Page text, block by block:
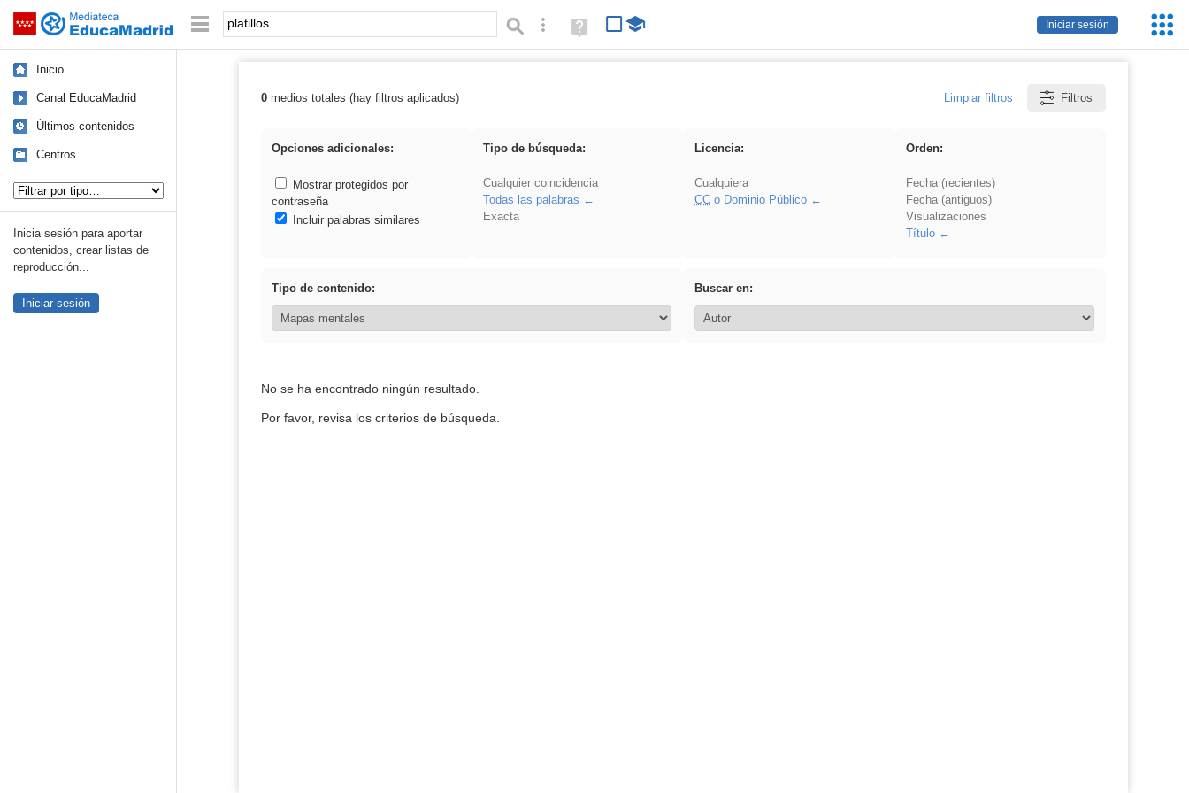
Saltar navegación
Iniciar sesión
Palabra o frase: Búsqueda avanzada
Ayuda
(en
Inicio
Canal EducaMadrid
Últimos contenidos
Centros
Inicia sesión para aportar
contenidos, crear listas de
reproducción...
Iniciar sesión
Resultados de: platillos
0medios totales (hay filtros aplicados) Limpiar filtros Filtros
Opciones adicionales:
Mostrar protegidos por
contraseña
Incluir palabras similares
Tipo de búsqueda:
Cualquier coincidencia
Todas las palabras
Exacta
Licencia:
Cualquiera
CCo Dominio Público
Orden:
Fecha (recientes)
Fecha (antiguos)
Visualizaciones
Título
Tipo de contenido: Buscar en:
No se ha encontrado ningún resultado.
Por favor, revisa los criterios de búsqueda.